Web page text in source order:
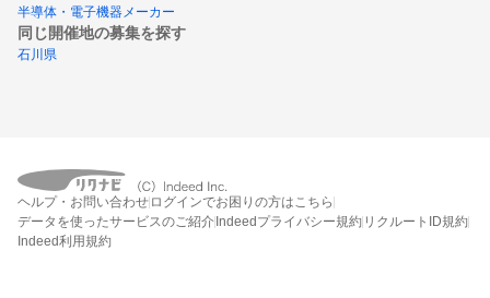
半導体・電子機器メーカー
同じ開催地の募集を探す
石川県
エントリーするとプログラムの詳細案内を
受け取れるようになります
ヘルプ・お問い合わせ ログインでお困りの方はこちら
データを使ったサービスのご紹介 Indeedプライバシー規約 リクルートID規約
Indeed利用規約